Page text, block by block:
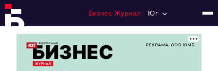
Бизнес Журнал: Юг